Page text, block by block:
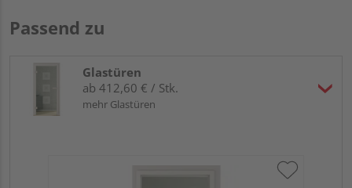
Passend zu
Glastüren
ab 412,60 € / Stk.
mehr Glastüren